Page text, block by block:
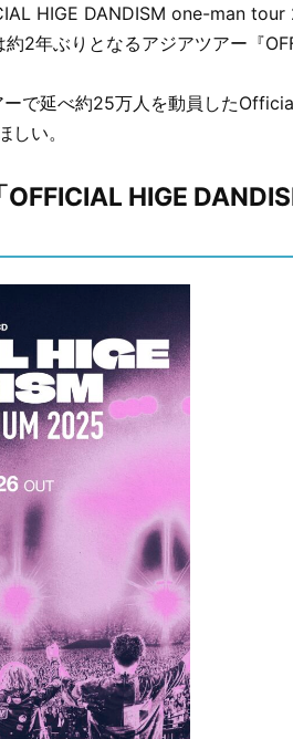
HIGE DANDISM one-man
2年ぶりとなるアジアツアー『
で延べ約25万人を動員した
い。
HIGE